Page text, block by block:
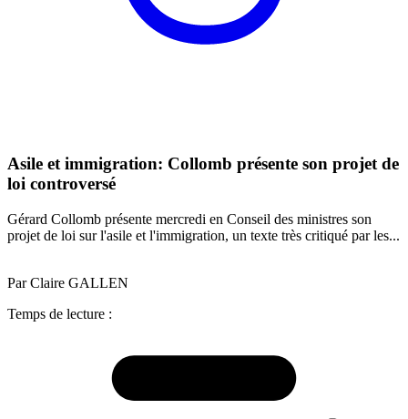
Asile et immigration: Collomb présente son projet de
loi controversé
Gérard Collomb présente mercredi en Conseil des ministres son
projet de loi sur l'asile et l'immigration, un texte très critiqué par les...
Par Claire GALLEN
Temps de lecture :